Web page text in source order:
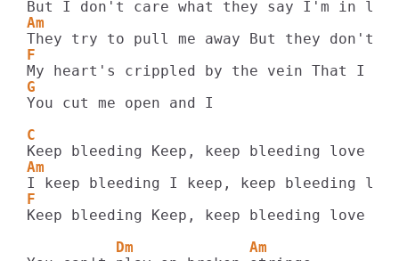
Am
F
G
You cut me open and I
C
Am
F                                      G
Keep bleeding Keep, keep bleeding love
          Dm             Am